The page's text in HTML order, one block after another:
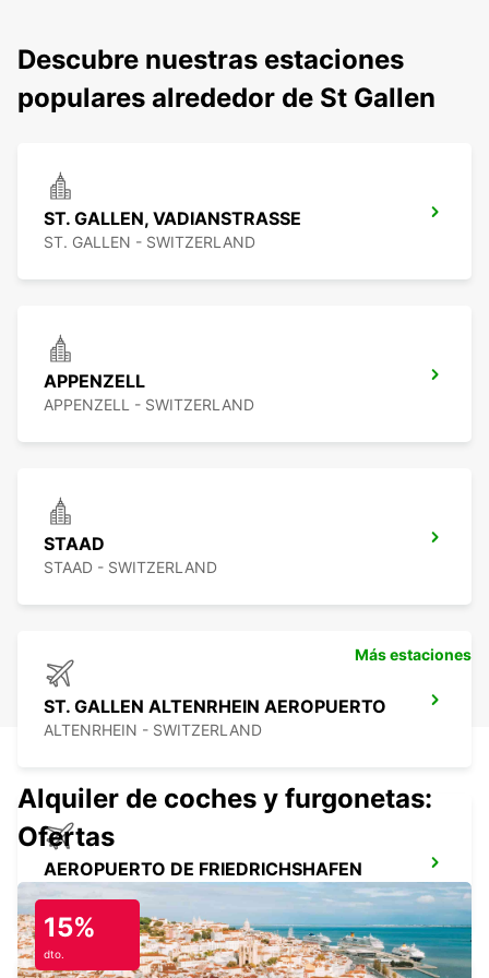
Descubre nuestras estaciones
populares alrededor de St Gallen
ST. GALLEN, VADIANSTRASSE
ST. GALLEN - SWITZERLAND
APPENZELL
APPENZELL - SWITZERLAND
STAAD
STAAD - SWITZERLAND
ST. GALLEN ALTENRHEIN AEROPUERTO
ALTENRHEIN - SWITZERLAND
AEROPUERTO DE FRIEDRICHSHAFEN
FRIEDRICHSHAFEN - GERMANY
Más estaciones
Alquiler de coches y furgonetas:
Ofertas
15%
dto.